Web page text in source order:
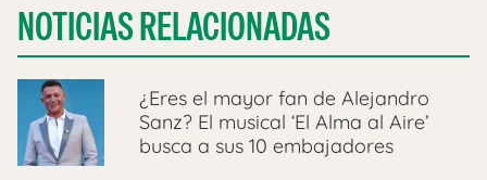
NOTICIAS RELACIONADAS
¿Eres el mayor fan de Alejandro
Sanz? El musical ‘El Alma al Aire’
busca a sus 10 embajadores